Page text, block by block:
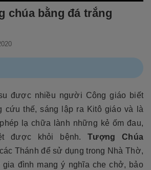
chúa bằng đá trắng
được nhiều người Công giáo biết
cứu thế, sáng lập ra Kitô giáo và là
lạ chữa lành những kẻ ốm đau,
được khỏi bệnh.Tượng Chúa
Thánh để sử dụng trong Nhà Thờ,
đình mang ý nghĩa che chở, bảo